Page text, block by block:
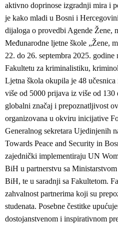
aktivno doprinose izgradnji mira i
je kako mladi u Bosni i
dijaloga o provedbi Agende Žene,
Međunarodne ljetne škole „Žene,
22. do 26. septembra 2025.
Fakultetu za kriminalistiku,
Ljetna škola okupila je 48
više od 5000 prijava iz više od
globalni značaj i prepoznatljivost
organizovana u okviru inicijative
Generalnog sekretara Ujedinjenih
Towards Peace and Security in
zajednički implementiraju UN
BiH u partnerstvu sa
BiH, te u saradnji sa Fakultetom.
zahvalnost partnerima koji su
studenata. Posebne čestitke
dostojanstvenom i inspirativnom